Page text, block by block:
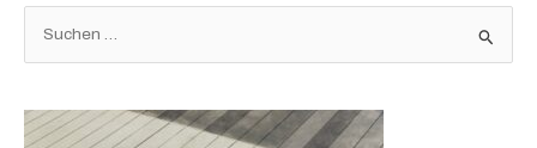
h